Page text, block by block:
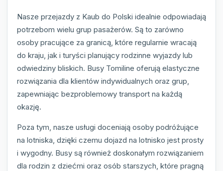
Nasze przejazdy z Kaub do Polski idealnie odpowiadają
potrzebom wielu grup pasażerów. Są to zarówno
osoby pracujące za granicą, które regularnie wracają
do kraju, jak i turyści planujący rodzinne wyjazdy lub
odwiedziny bliskich. Busy Tomiline oferują elastyczne
rozwiązania dla klientów indywidualnych oraz grup,
zapewniając bezproblemowy transport na każdą
okazję.
Poza tym, nasze usługi doceniają osoby podróżujące
na lotniska, dzięki czemu dojazd na lotnisko jest prosty
i wygodny. Busy są również doskonałym rozwiązaniem
dla rodzin z dziećmi oraz osób starszych, które pragną